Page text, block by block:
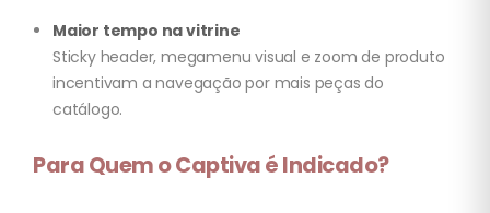
Maior tempo na vitrine
Sticky header, megamenu visual e zoom de produto
incentivam a navegação por mais peças do
catálogo.
Para Quem o Captiva é Indicado?